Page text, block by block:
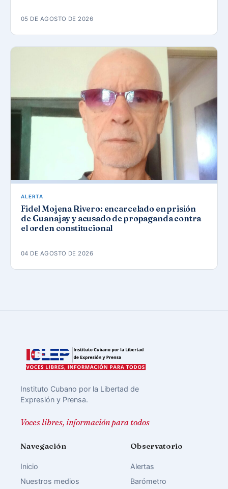
05 DE AGOSTO DE 2026
ALERTA
Fidel Mojena Rivero: encarcelado en prisión
de Guanajay y acusado de propaganda contra
el orden constitucional
04 DE AGOSTO DE 2026
Instituto Cubano por la Libertad de
Expresión y Prensa.
Voces libres, información para todos
Navegación
Inicio
Nuestros medios
Observatorio
Alertas
Barómetro